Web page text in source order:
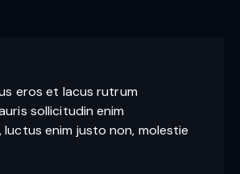
eros et lacus rutrum
sollicitudin enim
enim justo non, molestie